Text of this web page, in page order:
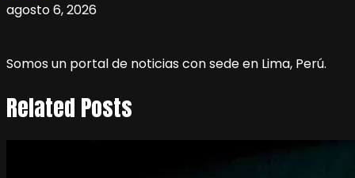
agosto 6, 2026
Somos un portal de noticias con sede en Lima, Perú.
Related Posts